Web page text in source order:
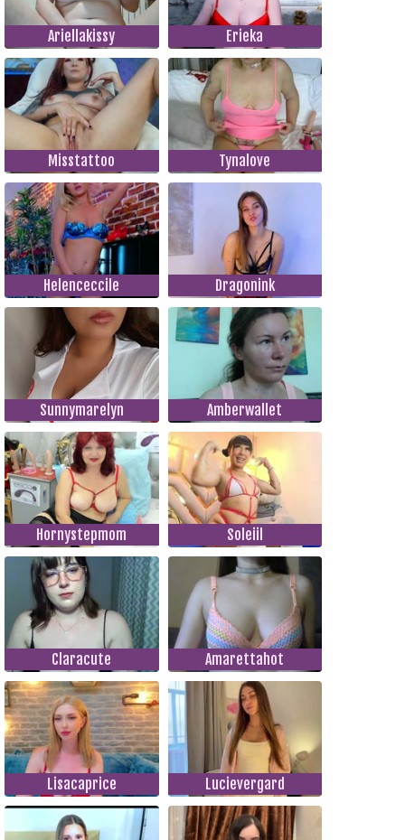
Ariellakissy Erieka
Misstattoo Tynalove
Helenceccile Dragonink
Sunnymarelyn Amberwallet
Hornystepmom Soleiil
Claracute Amarettahot
Lisacaprice Lucievergard